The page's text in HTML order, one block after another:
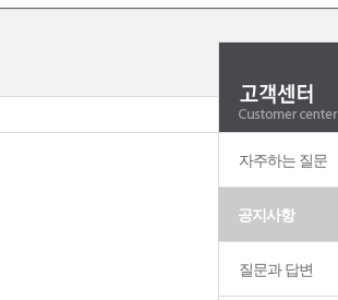
자주하는 질문
공지사항
질문과 답변